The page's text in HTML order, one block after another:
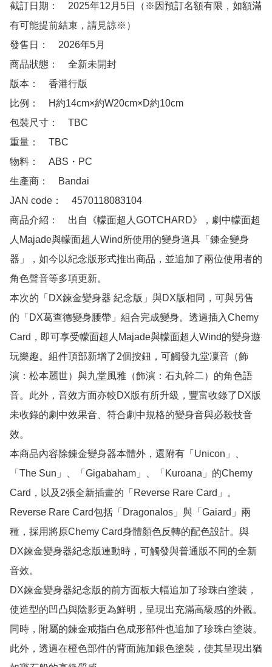
截訂日期：　2025年12月5日（※因預訂名額有限，如額滿
有可能提前結束，請見諒※）
發售日：　2026年5月
商品狀態：　全新未開封
版本：　香港行版
比例：　H約14cm×約W20cm×D約10cm
包裝尺寸：　TBC
重量：　TBC
物料：　ABS・PC
生產商：　Bandai
JAN code：　4570118083104
商品介紹：　出自《幪面超人GOTCHARD》，劇中幪面超
人Majade與幪面超人Wind所使用的變身道具「鍊金變身
器」，如今以紀念版形式推出商品，並追加了兩位使用者的
角色聲音等多項更新。
本次的「DX鍊金變身器 紀念版」與DX版相同，可與另售
的「DX葛查德變身腰帶」組合完成變身。透過插入Chemy
Card，即可享受幪面超人Majade與幪面超人Wind的變身遊
玩樂趣。組件頂部新增了2個按鈕，可觸發九堂凜音（飾
演：松本麗世）與九堂風雅（飾演：石丸幹二）的角色語
音。此外，音效方面亦較DX版有所升級，豐富收錄了DX版
未收錄的劇中效果音、符合劇中規格的變身音與必殺技音
效。
本商品內容除鍊金變身器本體外，還附有「Unicon」、
「The Sun」、「Gigabaham」、「Kuroana」的Chemy
Card，以及2張全新插畫的「Reverse Rare Card」。
Reverse Rare Card包括「Dragonalos」與「Gaiard」兩
種，採用將原Chemy Card身體顏色反轉的配色設計。與
DX鍊金變身器紀念版連動時，可觸發與普通版不同的全新
音效。
DX鍊金變身器紀念版的前方面板大幅追加了珍珠白塗裝，
使造型的凹凸與陰影更為鮮明，呈現出充滿高級感的外觀。
同時，附屬的鍊金戒指白色成形部件也追加了珍珠白塗裝。
此外，透過在橙色部件的背面施加銀色塗裝，使其呈現出猶